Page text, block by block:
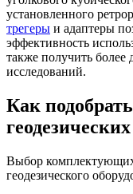
установленного
трегеры и адаптеры
эффективность
также получить
исследований.
Как
Выбор
геодезического